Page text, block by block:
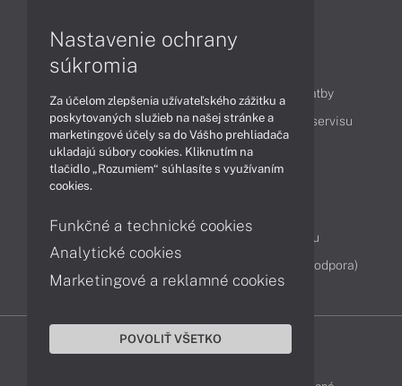
Ako nakupovať
Možnosti doručenia a platby
Podpora a servis
Servisné služby Cenník servisu
Kontakty
Reklamácia tovaru
Diagnostiky online
TeamViewer (vzdialená podpora)
Nastavenie ochrany
súkromia
Za účelom zlepšenia užívateľského zážitku a
poskytovaných služieb na našej stránke a
marketingové účely sa do Vášho prehliadača
ukladajú súbory cookies. Kliknutím na
tlačidlo „Rozumiem“ súhlasíte s využívaním
cookies.
Funkčné a technické cookies
Analytické cookies
Marketingové a reklamné cookies
POVOLIŤ VŠETKO